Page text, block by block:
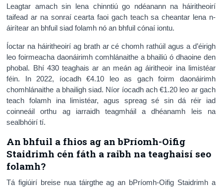
Leagtar amach sin lena chinntiú go ndéanann na háiritheoirí
taifead ar na sonraí cearta faoi gach teach sa cheantar lena n-
áirítear an bhfuil siad folamh nó an bhfuil cónaí iontu.
Íoctar na háiritheoirí ag brath ar cé chomh rathúil agus a d’éirigh
leo foirmeacha daonáirimh comhlánaithe a bhailiú ó dhaoine den
phobal. Bhí 430 teaghais ar an meán ag áiritheoir ina limistéar
féin. In 2022, íocadh €4.10 leo as gach foirm daonáirimh
chomhlánaithe a bhailigh siad. Níor íocadh ach €1.20 leo ar gach
teach folamh ina limistéar, agus spreag sé sin dá réir iad
coinneáil orthu ag iarraidh teagmháil a dhéanamh leis na
sealbhóirí tí.
An bhfuil a fhios ag an bPríomh-Oifig
Staidrimh cén fáth a raibh na teaghaisí seo
folamh?
Tá figiúirí breise nua táirgthe ag an bPríomh-Oifig Staidrimh a